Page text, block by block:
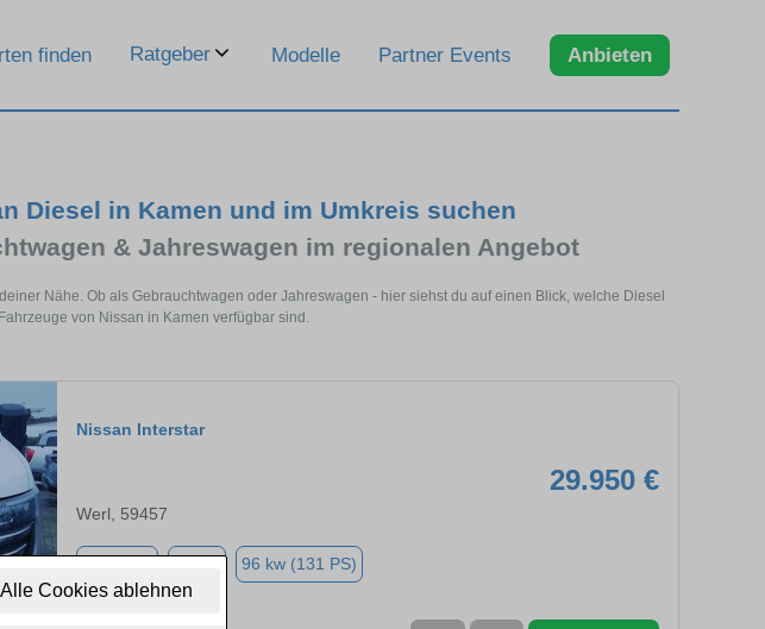
Alle Cookies ablehnen
finden Ratgeber Modelle Partner Events Anbieten
Diesel in Kamen und im Umkreis suchen
& Jahreswagen im regionalen Angebot
Nähe. Ob als Gebrauchtwagen oder Jahreswagen - hier siehst du auf einen Blick, welche Diesel
Fahrzeuge von Nissan in Kamen verfügbar sind.
Nissan Interstar
29.950 €
Werl, 59457
96 kw (131 PS)